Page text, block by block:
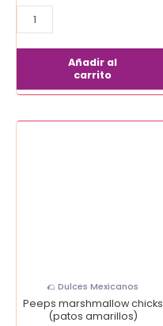
Añadir al
carrito
🌮 Dulces Mexicanos
Peeps marshmallow chicks
(patos amarillos)